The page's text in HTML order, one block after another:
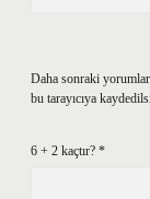
Daha sonraki
bu tarayıcıya
6 + 2 kaçtır? *